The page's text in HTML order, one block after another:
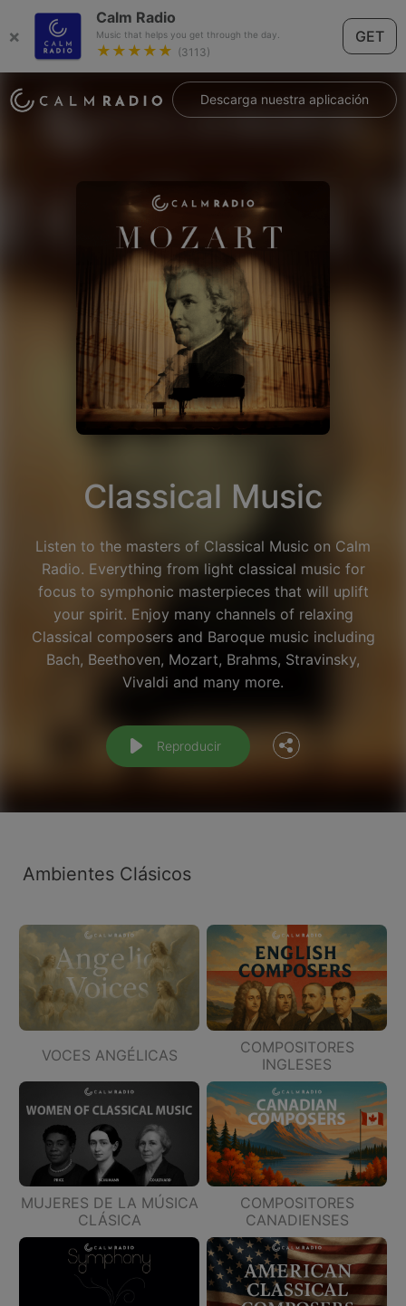
×
Calm Radio
Music that helps you get through the day.
★★★★★ (3113)
GET
Descarga nuestra aplicación
Classical Music
Listen to the masters of Classical Music on Calm
Radio. Everything from light classical music for
focus to symphonic masterpieces that will uplift
your spirit. Enjoy many channels of relaxing
Classical composers and Baroque music including
Bach, Beethoven, Mozart, Brahms, Stravinsky,
Vivaldi and many more.
Reproducir
Facebook
Twitter
Ambientes Clásicos
VOCES ANGÉLICAS
COMPOSITORES
INGLESES
MUJERES DE LA MÚSICA
CLÁSICA
COMPOSITORES
CANADIENSES